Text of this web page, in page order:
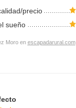
precio
sueño
Moro en escapadarural.com